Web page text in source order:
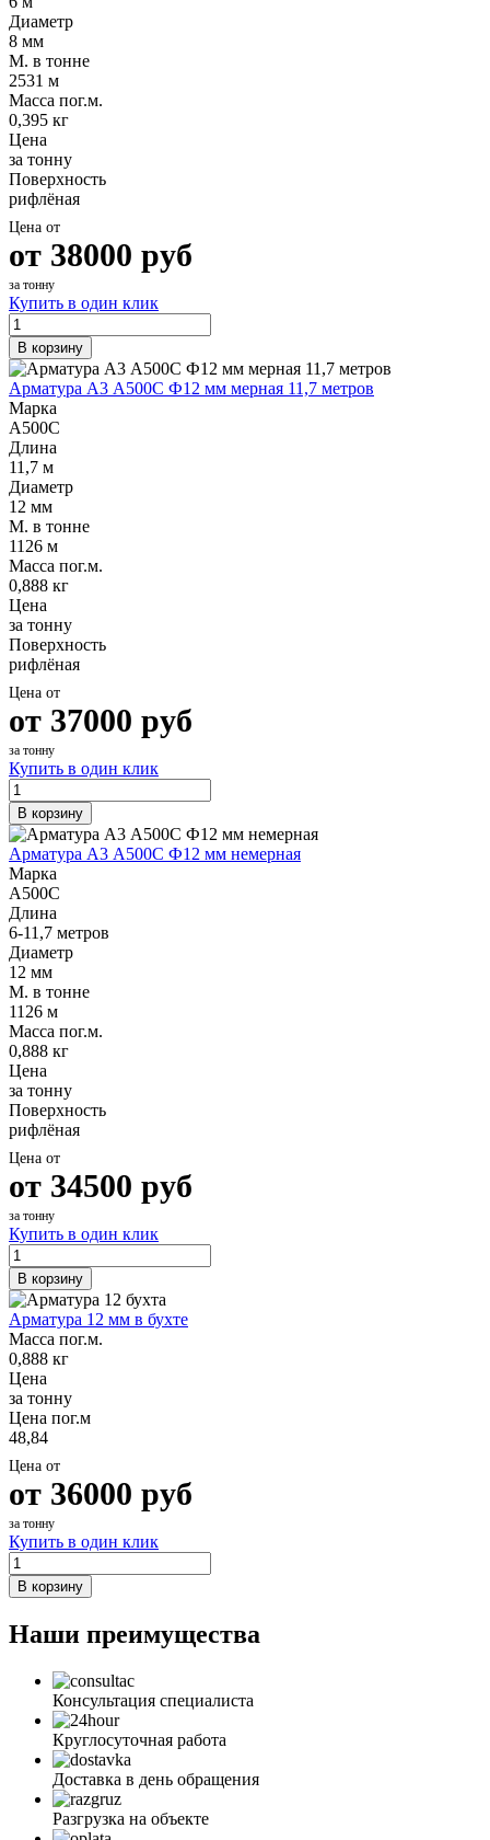
Диаметр
8 мм
М. в тонне
2531 м
Масса пог.м.
0,395 кг
Цена
за тонну
Поверхность
рифлёная
Цена от
от 38000 руб
за тонну
Купить в один клик
В корзину
Арматура А3 А500С Ф12 мм мерная 11,7 метров
Марка
А500С
Длина
11,7 м
Диаметр
12 мм
М. в тонне
1126 м
Масса пог.м.
0,888 кг
Цена
за тонну
Поверхность
рифлёная
Цена от
от 37000 руб
за тонну
Купить в один клик
В корзину
Арматура А3 А500С Ф12 мм немерная
Марка
А500С
Длина
6-11,7 метров
Диаметр
12 мм
М. в тонне
1126 м
Масса пог.м.
0,888 кг
Цена
за тонну
Поверхность
рифлёная
Цена от
от 34500 руб
за тонну
Купить в один клик
В корзину
Арматура 12 мм в бухте
Масса пог.м.
0,888 кг
Цена
за тонну
Цена пог.м
48,84
Цена от
от 36000 руб
за тонну
Купить в один клик
В корзину
Наши преимущества
Консультация специалиста
Круглосуточная работа
Доставка в день обращения
Разгрузка на объекте